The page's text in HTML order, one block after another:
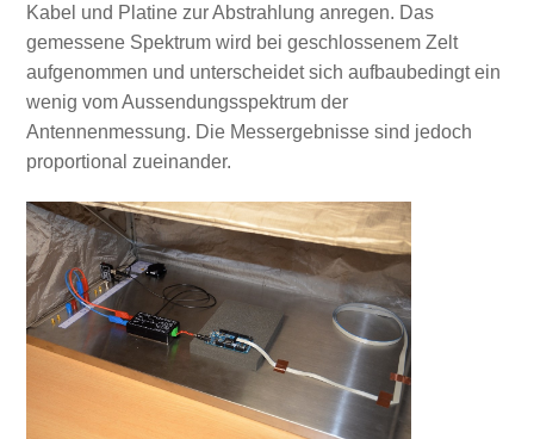
Kabel und Platine zur Abstrahlung anregen. Das
gemessene Spektrum wird bei geschlossenem Zelt
aufgenommen und unterscheidet sich aufbaubedingt ein
wenig vom Aussendungsspektrum der
Antennenmessung. Die Messergebnisse sind jedoch
proportional zueinander.